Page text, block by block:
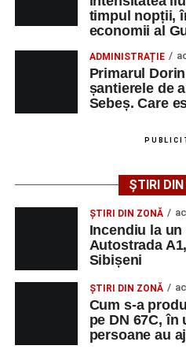
îngrijirilor medicale de
Cei doi conducători auto nu
etilotest, motiv pentru care
biologice, în vederea stabilirii
împrejurărilor în care s-a
vătămare corporală din culpă.
Adaugă-ne ca
Urmărește-ne
Ultimele știri din
timpul nopții,
economii al
ADMINISTRAȚIE
Primarul
șantierele de
Sebeș. Care
ȘTIRI
ȘTIRI DIN ZONĂ
Incendiu la
Autostrada
Sibișeni
ȘTIRI DIN ZONĂ
Cum s-a
pe DN 67C, în
persoane au